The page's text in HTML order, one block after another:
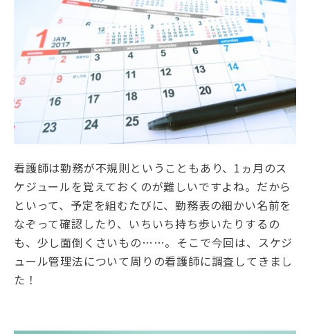
看護師は勤務が不規則ということもあり、1ヵ月のス
ケジュールを覚えておくのが難しいですよね。だから
といって、予定を組むたびに、勤務表の細かい名前を
なぞって確認したり、いちいち持ち歩いたりするの
も、少し面倒くさいもの……。そこで今回は、スケジ
ュール管理法について周りの看護師に調査してきまし
た！